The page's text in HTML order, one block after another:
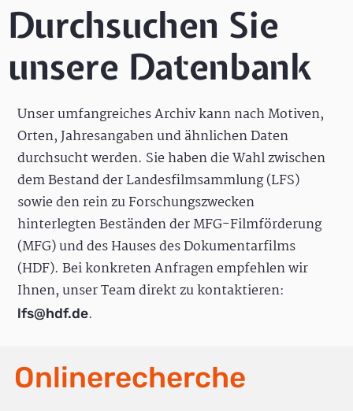
Durchsuchen Sie
unsere Datenbank
Unser umfangreiches Archiv kann nach Motiven,
Orten, Jahresangaben und ähnlichen Daten
durchsucht werden. Sie haben die Wahl zwischen
dem Bestand der Landesfilmsammlung (LFS)
sowie den rein zu Forschungszwecken
hinterlegten Beständen der MFG-Filmförderung
(MFG) und des Hauses des Dokumentarfilms
(HDF). Bei konkreten Anfragen empfehlen wir
Ihnen, unser Team direkt zu kontaktieren:
lfs@hdf.de.
Onlinerecherche